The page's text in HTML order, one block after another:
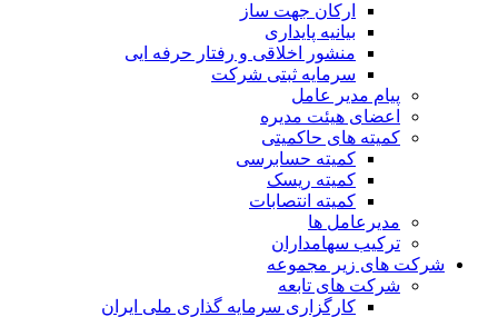
ارکان جهت ساز
بیانیه پایداری
منشور اخلاقی و رفتار حرفه ایی
سرمایه ثبتی شرکت
پیام مدیر عامل
اعضای هیئت مدیره
کمیته های حاکمیتی
کمیته حسابرسی
کمیته ریسک
کمیته انتصابات
مدیرعامل ها
ترکیب سهامداران
شرکت های زیر مجموعه
شرکت های تابعه
کارگزاری سرمایه گذاری ملی ایران